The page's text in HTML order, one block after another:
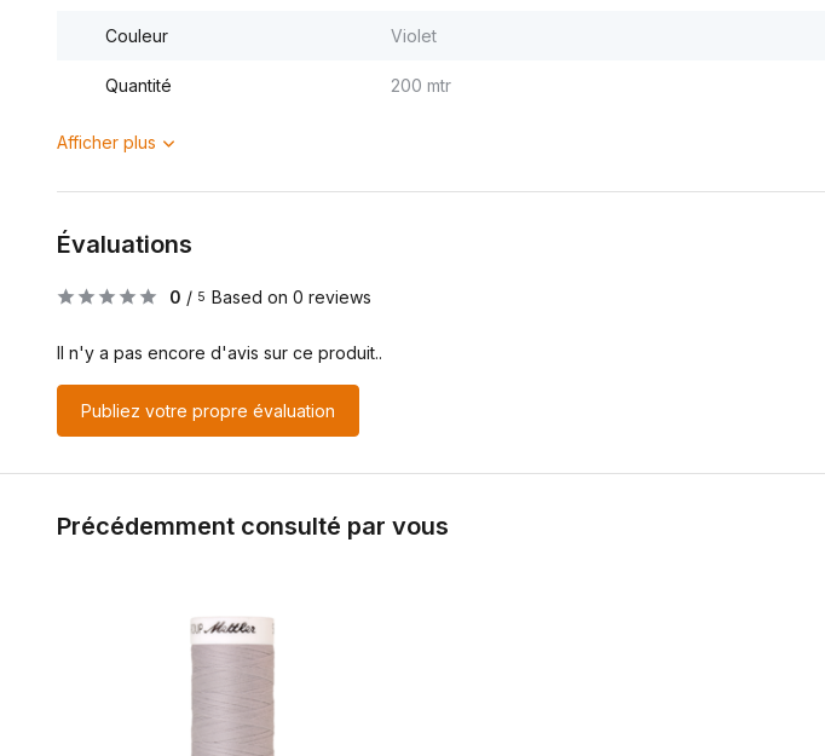
Couleur Violet
Quantité 200 mtr
Afficher plus
Évaluations
0 / 5 Based on 0 reviews
Il n'y a pas encore d'avis sur ce produit..
Publiez votre propre évaluation
Précédemment consulté par vous